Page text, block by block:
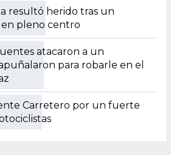
resultó herido tras un
pleno centro
atacaron a un
para robarle en el
Carretero por un fuerte